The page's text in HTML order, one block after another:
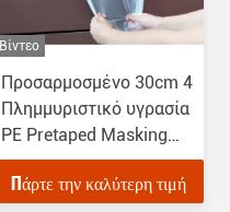
Βίντεο
Προσαρμοσμένο 30cm 4
Πλημμυριστικό υγρασία
PE Pretaped Masking
Film για την προστασία
συσκευασίας
Πάρτε την καλύτερη τιμή